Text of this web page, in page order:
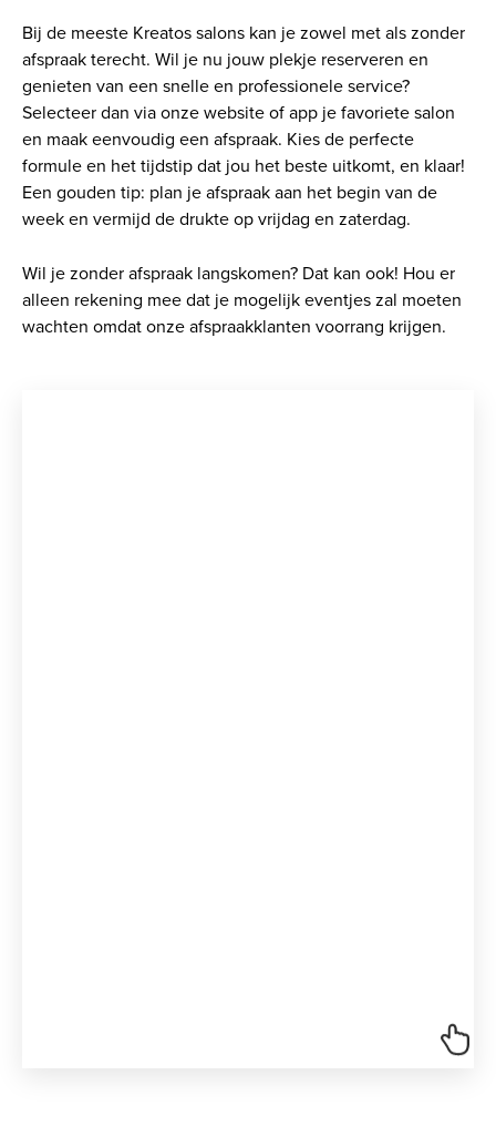
Bij de meeste Kreatos salons kan je zowel met als zonder
afspraak terecht. Wil je nu jouw plekje reserveren en
genieten van een snelle en professionele service?
Selecteer dan via onze website of app je favoriete salon
en maak eenvoudig een afspraak. Kies de perfecte
formule en het tijdstip dat jou het beste uitkomt, en klaar!
Een gouden tip: plan je afspraak aan het begin van de
week en vermijd de drukte op vrijdag en zaterdag.
Wil je zonder afspraak langskomen? Dat kan ook! Hou er
alleen rekening mee dat je mogelijk eventjes zal moeten
wachten omdat onze afspraakklanten voorrang krijgen.